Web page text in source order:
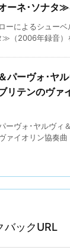
ーネ･ソナタ
ーによるシュー
≫（2006年録音）
パーヴォ･ヤ
リテンのヴァ
ーヴォ･ヤルヴィ
ァイオリン協奏
バックURL